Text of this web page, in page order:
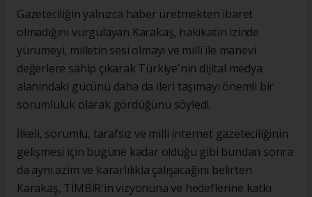
Gazeteciliğin yalnızca haber üretmekten ibaret
olmadığını vurgulayan Karakaş, hakikatin izinde
yürümeyi, milletin sesi olmayı ve milli ile manevi
değerlere sahip çıkarak Türkiye'nin dijital medya
alanındaki gücünü daha da ileri taşımayı önemli bir
sorumluluk olarak gördüğünü söyledi.
İlkeli, sorumlu, tarafsız ve milli internet gazeteciliğinin
gelişmesi için bugüne kadar olduğu gibi bundan sonra
da aynı azim ve kararlılıkla çalışacağını belirten
Karakaş, TİMBİR'in vizyonuna ve hedeflerine katkı